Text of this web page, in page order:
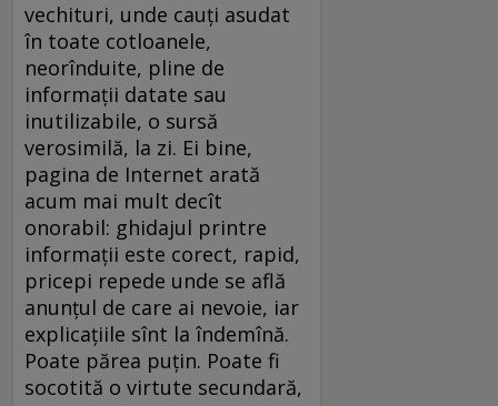
vechituri, unde cauți asudat
în toate cotloanele,
neorînduite, pline de
informații datate sau
inutilizabile, o sursă
verosimilă, la zi. Ei bine,
pagina de Internet arată
acum mai mult decît
onorabil: ghidajul printre
informații este corect, rapid,
pricepi repede unde se află
anunțul de care ai nevoie, iar
explicațiile sînt la îndemînă.
Poate părea puțin. Poate fi
socotită o virtute secundară,